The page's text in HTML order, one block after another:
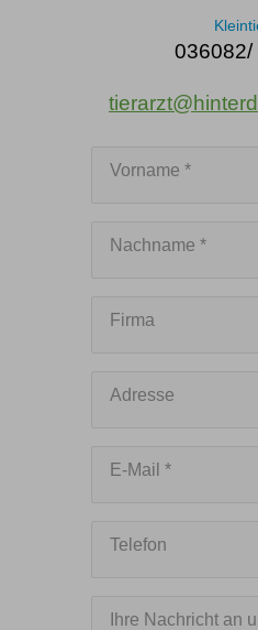
036082/
Vorname *
E-Mail *
Ihre Nachricht an
Firma
Adresse
Nachname *
Telefon